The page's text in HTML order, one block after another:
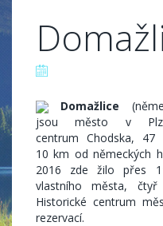
Domažlice
jsou město v
centrum Chodska,
10 km od německých
2016 zde žilo přes
vlastního města,
Historické centrum
rezervací.